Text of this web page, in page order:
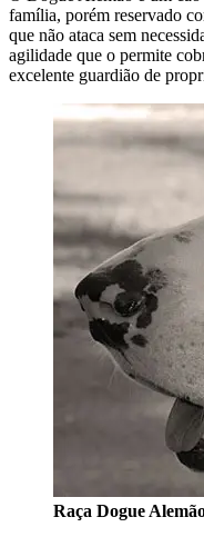
família, porém reservado
que não ataca sem
agilidade que o permite
excelente guardião de
Raça Dogue